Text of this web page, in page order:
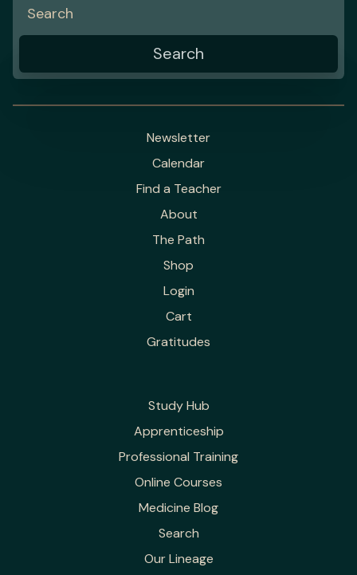
Newsletter
Calendar
Find a Teacher
About
The Path
Shop
Login
Cart
Gratitudes
Study Hub
Apprenticeship
Professional Training
Online Courses
Medicine Blog
Search
Our Lineage